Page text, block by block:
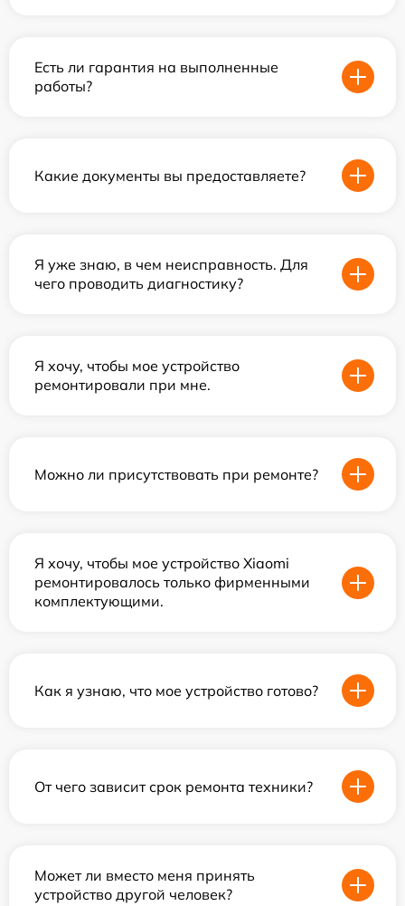
Есть ли гарантия на выполненные
работы?
Какие документы вы предоставляете?
Я уже знаю, в чем неисправность. Для
чего проводить диагностику?
Я хочу, чтобы мое устройство
ремонтировали при мне.
Можно ли присутствовать при ремонте?
Я хочу, чтобы мое устройство Xiaomi
ремонтировалось только фирменными
комплектующими.
Как я узнаю, что мое устройство готово?
От чего зависит срок ремонта техники?
Может ли вместо меня принять
устройство другой человек?